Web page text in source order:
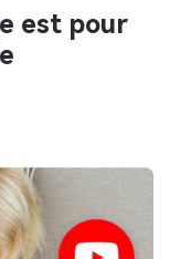
est pour